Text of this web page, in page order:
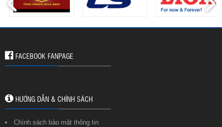
FACEBOOK FANPAGE
HƯỚNG DẪN & CHÍNH SÁCH
Chính sách bảo mật thông tin